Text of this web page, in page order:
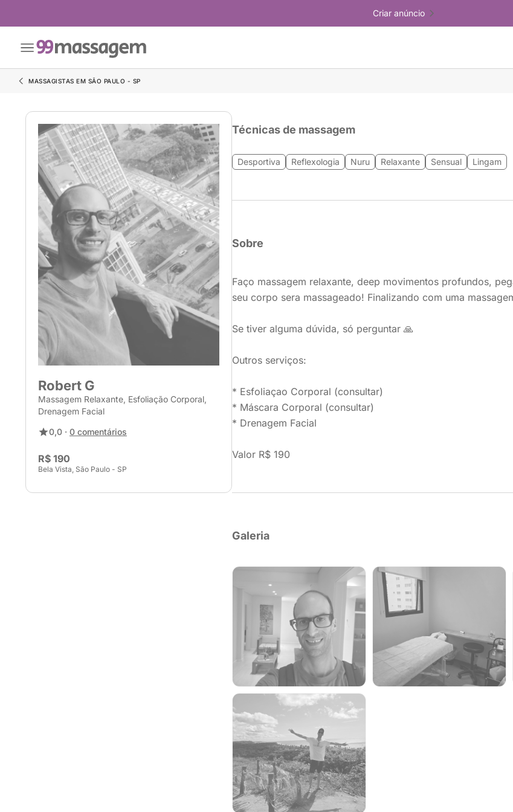
Criar anúncio
MASSAGISTAS EM SÃO PAULO - SP
Robert G
Massagem Relaxante, Esfoliação Corporal,
Drenagem Facial
0,0 · 0 comentários
R$ 190
Bela Vista, São Paulo - SP
Técnicas de massagem
Desportiva Reflexologia Nuru Relaxante Sensual Lingam
Sobre
Faço massagem relaxante, deep movimentos profundos,
seu corpo sera massageado! Finalizando com uma
Se tiver alguma dúvida, só perguntar 🙏
Outros serviços:
* Esfoliaçao Corporal (consultar)
* Máscara Corporal (consultar)
* Drenagem Facial
Valor R$ 190
Galeria